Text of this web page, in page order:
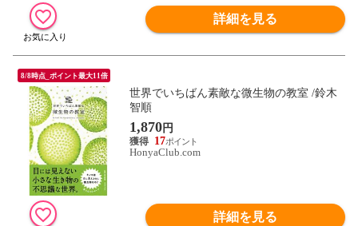
詳細を見る
8/8時点_ポイント最大11倍
世界でいちばん素敵な微生物の教室 /鈴木
智順
1,870円
17
HonyaClub.com
詳細を見る